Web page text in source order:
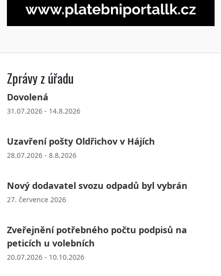
Zprávy z úřadu
Dovolená
31.07.2026 - 14.8.2026
Uzavření pošty Oldřichov v Hájích
28.07.2026 - 8.8.2026
Nový dodavatel svozu odpadů byl vybrán
27. července 2026
Zveřejnění potřebného počtu podpisů na
peticích u volebních
20.07.2026 - 10.10.2026